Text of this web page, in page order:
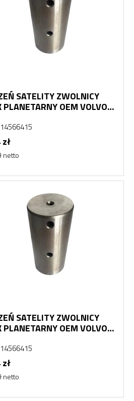
SATELITY ZWOLNICY
PLANETARNY OEM VOLVO
netto
SATELITY ZWOLNICY
PLANETARNY OEM VOLVO
netto